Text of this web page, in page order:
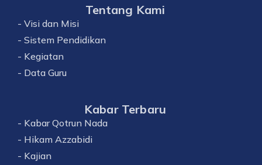
Tentang Kami
- Visi dan Misi
- Sistem Pendidikan
- Kegiatan
- Data Guru
Kabar Terbaru
- Kabar Qotrun Nada
- Hikam Azzabidi
- Kajian